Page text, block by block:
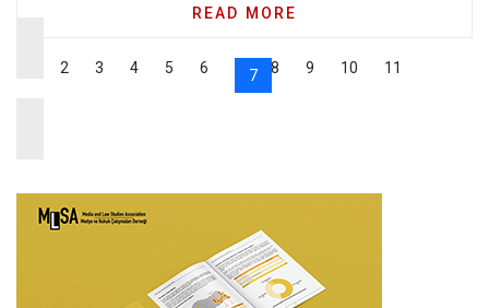
READ MORE
2 3 4 5 6 7 8 9 10 11